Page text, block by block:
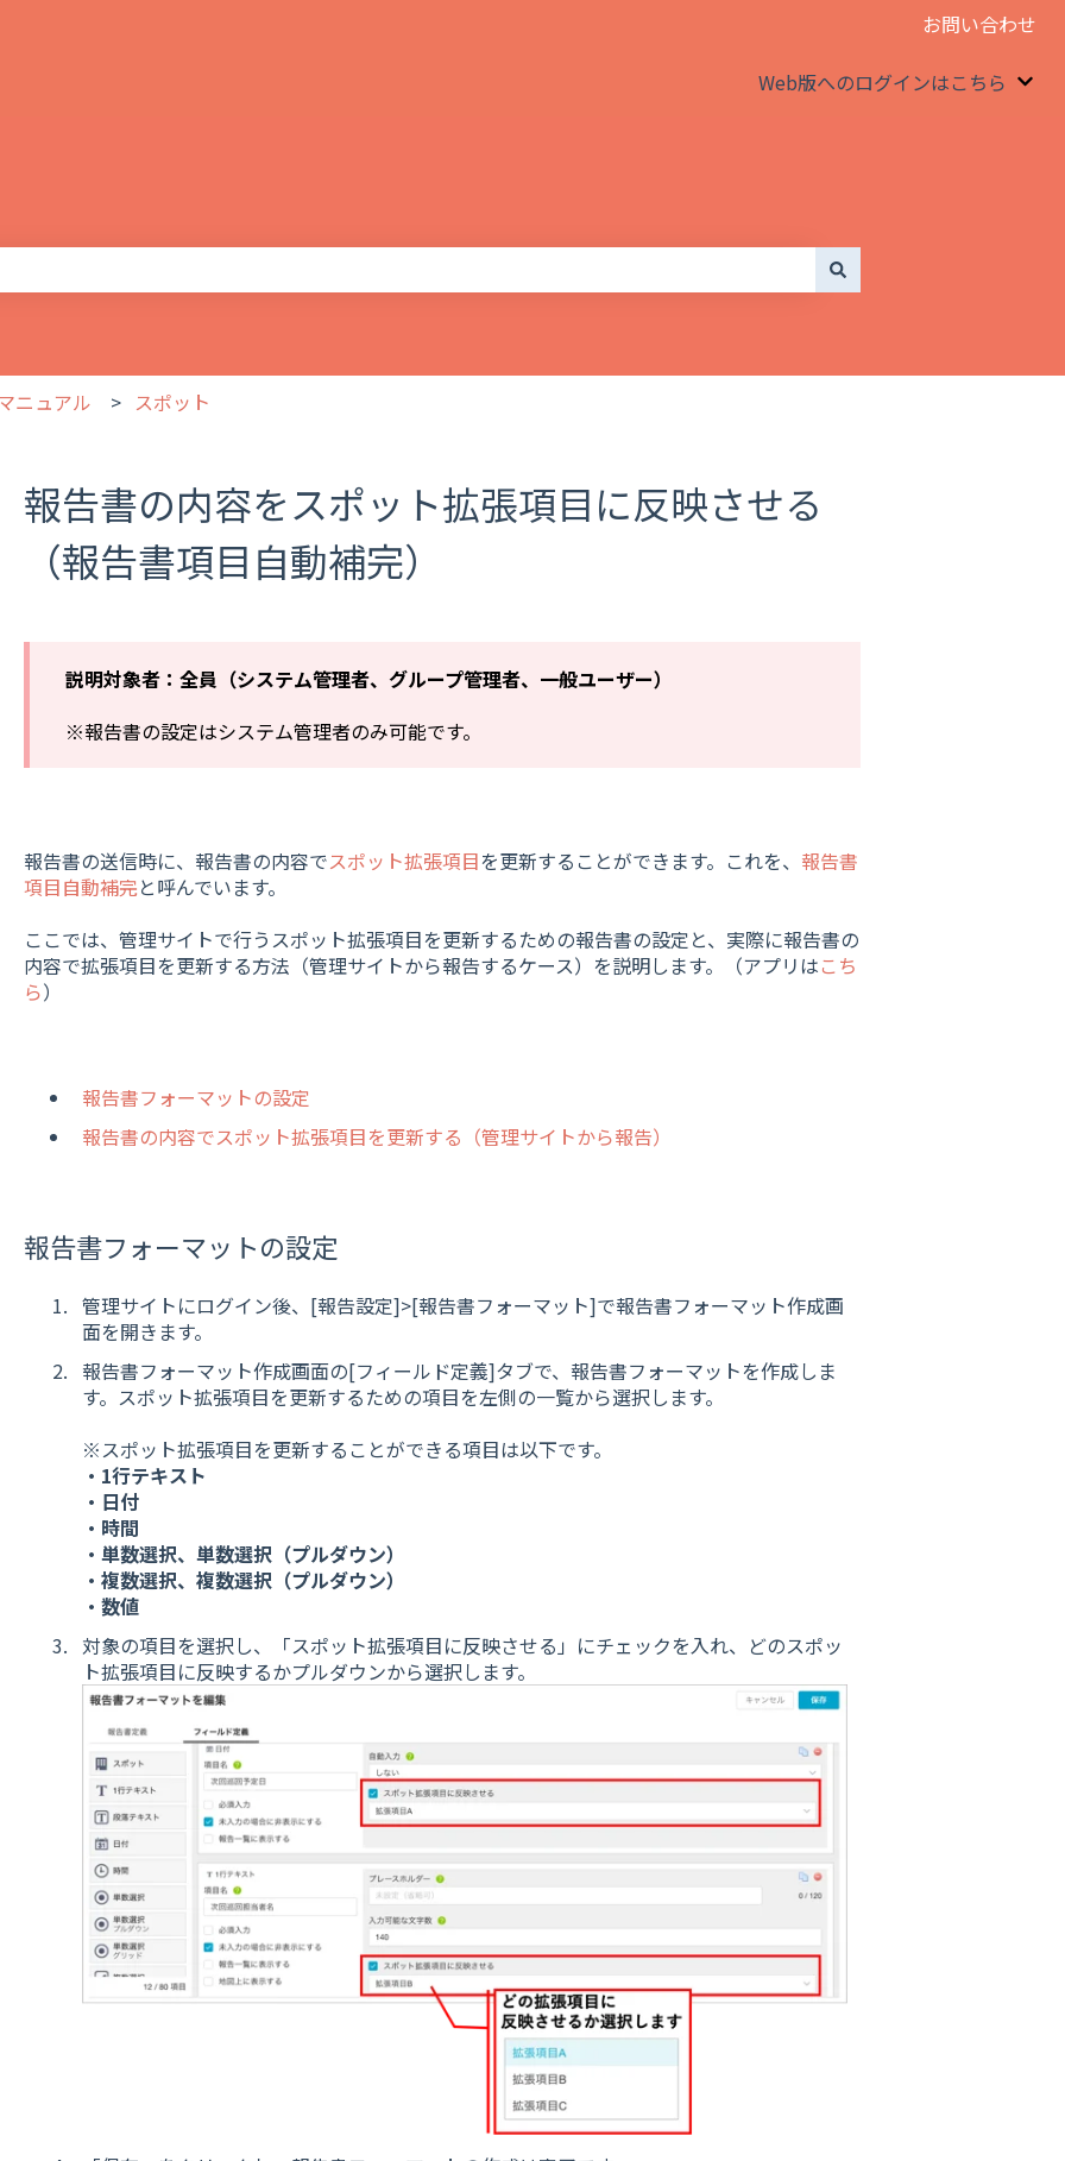
お問い合わせ
Web版へのログインはこちら
ニュアル スポット
報告書の内容をスポット拡張項目に反映させる
（報告書項目自動補完）
説明対象者：全員（システム管理者、グループ管理者、一般ユーザー）
※報告書の設定はシステム管理者のみ可能です。
報告書の送信時に、報告書の内容でスポット拡張項目を更新することができます。これを、 報告書
項目自動補完と呼んでいます。
ここでは、管理サイトで行うスポット拡張項目を更新するための報告書の設定と、実際に報告書の
内容で拡張項目を更新する方法（管理サイトから報告するケース）を説明します。（アプリはこち
ら）
報告書フォーマットの設定
報告書の内容でスポット拡張項目を更新する（管理サイトから報告）
報告書フォーマットの設定
管理サイトにログイン後、[報告設定]>[報告書フォーマット]で報告書フォーマット作成画
面を開きます。
報告書フォーマット作成画面の[フィールド定義]タブで、報告書フォーマットを作成しま
す。スポット拡張項目を更新するための項目を左側の一覧から選択します。
※スポット拡張項目を更新することができる項目は以下です。
・1行テキスト
・日付
・時間
・単数選択、単数選択（プルダウン）
・複数選択、複数選択（プルダウン）
・数値
対象の項目を選択し、「スポット拡張項目に反映させる」にチェックを入れ、どのスポッ
ト拡張項目に反映するかプルダウンから選択します。